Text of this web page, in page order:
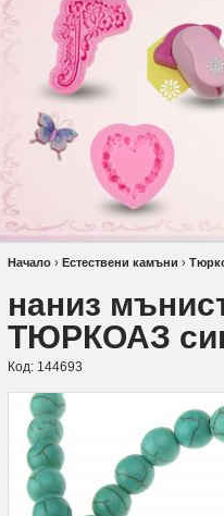
Начало › Естествени камъни ›
наниз
ТЮРКОАЗ
Код: 144693